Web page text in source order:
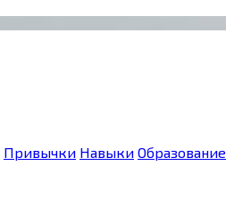
Привычки Навыки Образование